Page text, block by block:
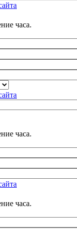
часа.
часа.
часа.